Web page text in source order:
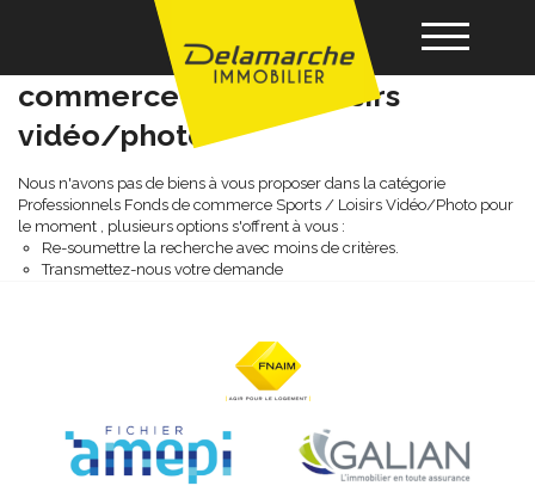
Acheter
Louer
Nos agences
Professionnels fonds de
commerce sports / loisirs
vidéo/photo
Nous n'avons pas de biens à vous proposer dans la catégorie
Professionnels Fonds de commerce Sports / Loisirs Vidéo/Photo pour
le moment , plusieurs options s'offrent à vous :
Re-soumettre la recherche avec moins de critères.
Transmettez-nous votre demande